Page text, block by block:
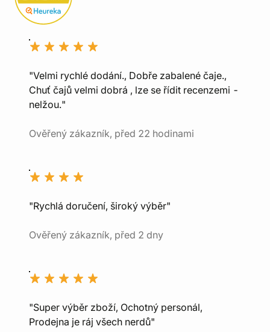
"Velmi rychlé dodání., Dobře zabalené čaje.,
Chuť čajů velmi dobrá , lze se řídit recenzemi -
nelžou."
Ověřený zákazník, před 22 hodinami
"Rychlá doručení, široký výběr"
Ověřený zákazník, před 2 dny
"Super výběr zboží, Ochotný personál,
Prodejna je ráj všech nerdů"